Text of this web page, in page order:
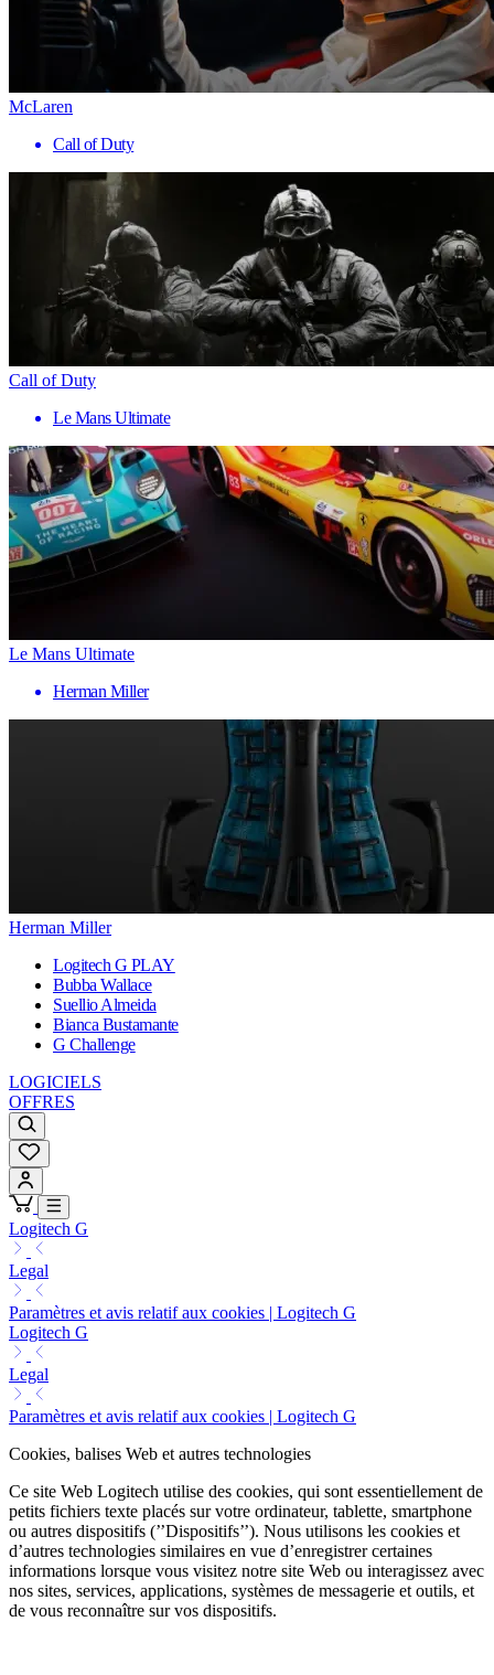
McLaren
Call of Duty
Call of Duty
Le Mans Ultimate
Le Mans Ultimate
Herman Miller
Herman Miller
Logitech G PLAY
Bubba Wallace
Suellio Almeida
Bianca Bustamante
G Challenge
LOGICIELS
OFFRES
Logitech G
Legal
Paramètres et avis relatif aux cookies | Logitech G
Logitech G
Legal
Paramètres et avis relatif aux cookies | Logitech G
Cookies, balises Web et autres technologies
Ce site Web Logitech utilise des cookies, qui sont essentiellement de
petits fichiers texte placés sur votre ordinateur, tablette, smartphone
ou autres dispositifs (’’Dispositifs’’). Nous utilisons les cookies et
d’autres technologies similaires en vue d’enregistrer certaines
informations lorsque vous visitez notre site Web ou interagissez avec
nos sites, services, applications, systèmes de messagerie et outils, et
de vous reconnaître sur vos dispositifs.